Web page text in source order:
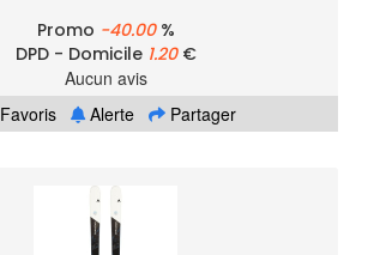
Promo -40.00%
DPD - Domicile 1.20€
Aucun avis
Favoris
Alerte Partager